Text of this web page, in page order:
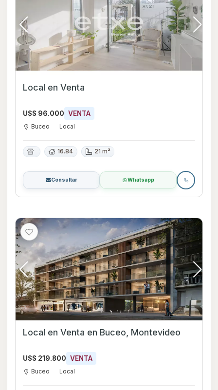
Local en Venta
U$S 96.000 VENTA
Buceo Local
16.84 21 m²
Consultar Whatsapp
Local en Venta en Buceo, Montevideo
U$S 219.800 VENTA
Buceo Local